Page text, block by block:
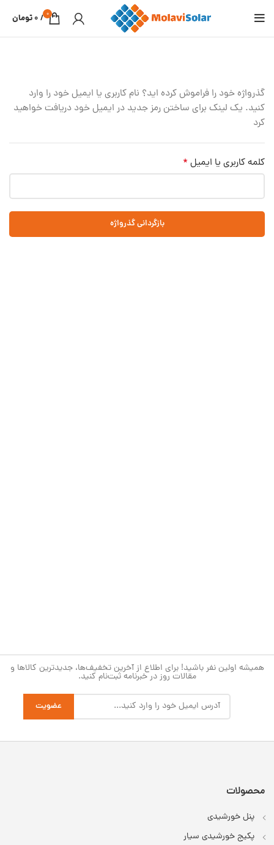
0
/
0تومان
گذرواژه خود را فراموش کرده اید؟ نام کاربری یا ایمیل خود را وارد
کنید. یک لینک برای ساختن رمز جدید در ایمیل خود دریافت خواهید
کرد
کلمه کاربری یا ایمیل *
بازگردانی گذرواژه
همیشه اولین نفر باشید! برای اطلاع از آخرین تخفیف‌ها، جدیدترین کالاها و
مقالات روز در خبرنامه ثبت‌نام کنید.
محصولات
پنل خورشیدی
پکیج خورشیدی سیار